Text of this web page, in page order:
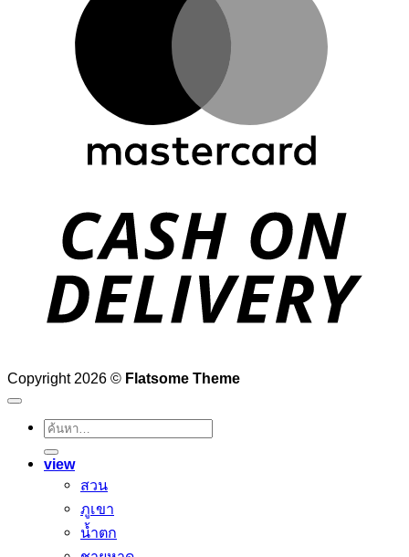
Copyright 2026 © Flatsome Theme
ค้นหา:
view
สวน
ภูเขา
น้ำตก